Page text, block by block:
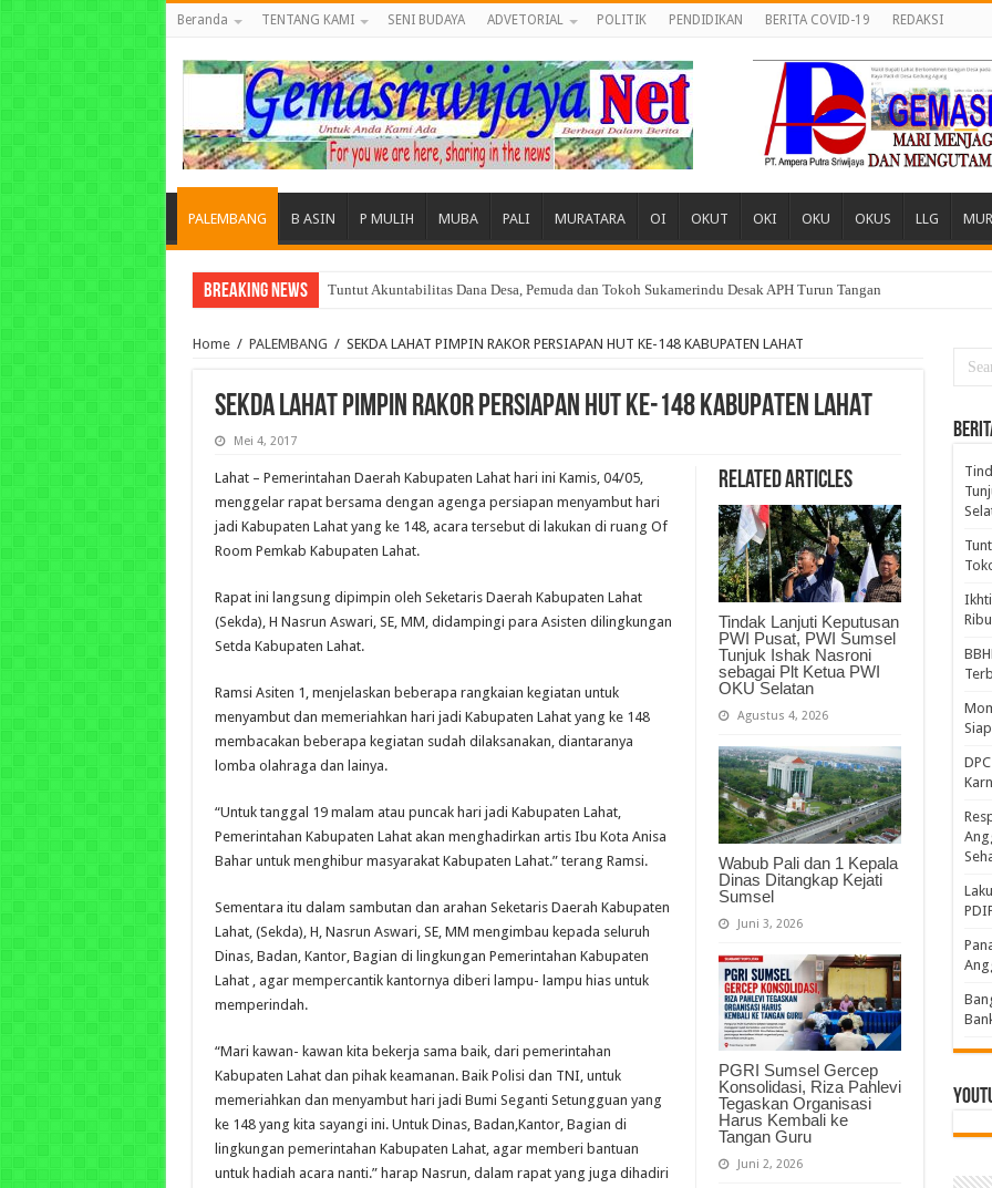
Beranda TENTANG KAMI SENI BUDAYA ADVETORIAL POLITIK PENDIDIKAN BERITA COVID-19 REDAKSI
PALEMBANG B ASIN P MULIH MUBA PALI MURATARA OI OKUT OKI OKU OKUS LLG
Breaking News Tuntut Akuntabilitas Dana Desa, Pemuda dan Tokoh Sukamerindu Desak APH Turun Tangan
Home / PALEMBANG / SEKDA LAHAT PIMPIN RAKOR PERSIAPAN HUT KE-148 KABUPATEN LAHAT
SEKDA LAHAT PIMPIN RAKOR PERSIAPAN HUT KE-148 KABUPATEN LAHAT
Mei 4, 2017
Related Articles
Tindak Lanjuti Keputusan
PWI Pusat, PWI Sumsel
Tunjuk Ishak Nasroni
sebagai Plt Ketua PWI
OKU Selatan
Agustus 4, 2026
Wabub Pali dan 1 Kepala
Dinas Ditangkap Kejati
Sumsel
Juni 3, 2026
PGRI Sumsel Gercep
Konsolidasi, Riza Pahlevi
Tegaskan Organisasi
Harus Kembali ke
Tangan Guru
Juni 2, 2026
Lahat – Pemerintahan Daerah Kabupaten Lahat hari ini Kamis, 04/05,
menggelar rapat bersama dengan agenga persiapan menyambut hari
jadi Kabupaten Lahat yang ke 148, acara tersebut di lakukan di ruang Of
Room Pemkab Kabupaten Lahat.
Rapat ini langsung dipimpin oleh Seketaris Daerah Kabupaten Lahat
(Sekda), H Nasrun Aswari, SE, MM, didampingi para Asisten dilingkungan
Setda Kabupaten Lahat.
Ramsi Asiten 1, menjelaskan beberapa rangkaian kegiatan untuk
menyambut dan memeriahkan hari jadi Kabupaten Lahat yang ke 148
membacakan beberapa kegiatan sudah dilaksanakan, diantaranya
lomba olahraga dan lainya.
“Untuk tanggal 19 malam atau puncak hari jadi Kabupaten Lahat,
Pemerintahan Kabupaten Lahat akan menghadirkan artis Ibu Kota Anisa
Bahar untuk menghibur masyarakat Kabupaten Lahat.” terang Ramsi.
Sementara itu dalam sambutan dan arahan Seketaris Daerah Kabupaten
Lahat, (Sekda), H, Nasrun Aswari, SE, MM mengimbau kepada seluruh
Dinas, Badan, Kantor, Bagian di lingkungan Pemerintahan Kabupaten
Lahat , agar mempercantik kantornya diberi lampu- lampu hias untuk
memperindah.
“Mari kawan- kawan kita bekerja sama baik, dari pemerintahan
Kabupaten Lahat dan pihak keamanan. Baik Polisi dan TNI, untuk
memeriahkan dan menyambut hari jadi Bumi Seganti Setungguan yang
ke 148 yang kita sayangi ini. Untuk Dinas, Badan,Kantor, Bagian di
lingkungan pemerintahan Kabupaten Lahat, agar memberi bantuan
untuk hadiah acara nanti.” harap Nasrun, dalam rapat yang juga dihadiri